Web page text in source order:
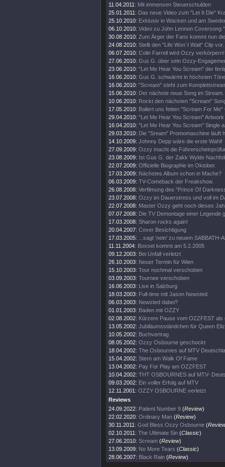
11.04.2011: Mit immensen Steuerschulden
25.01.2011: Das neue Video zum "Let It Die"
25.10.2010: Exklusiv in Wacken und am
06.10.2010: Video zu John Lennon Coversong
30.08.2010: Zum Ärger der Fans kommt nun
24.08.2010: Stellt den "Life Won`t Wait" Clip vor.
06.07.2010: Colin Farrell wird Ozzy verkörpern!
27.06.2010: Gus G. über sein Ozzy-
23.06.2010: "Let Me Hear You Scream" der
16.06.2010: Gus G. schwärmt in höchsten
16.06.2010: "Scream" steht zum
15.06.2010: Der nächste neue Song im Stream.
10.06.2010: Rockt den nächsten "Scream"
17.05.2010: Ballert uns fetten "Scream For Me"
29.04.2010: "Let Me Hear You Scream" Artwork
16.04.2010: "Let Me Hear You Scream" Single
29.03.2010: Die "Sream" Promomaschine läuft
14.10.2009: Johnny Depp wäre die erste Wahl!
27.09.2009: Ozzy macht die
23.08.2009: Ist Gus G. der Zakk Wylde
22.07.2009: Offizielle Biographie im Oktober.
17.03.2009: Nächstes Album schon in Mache?
06.03.2009: TV-Comeback der Freakshow.
26.08.2008: Verfilmung des "Prince Of
23.07.2008: Ozzy im Dauerstress und voll im
22.07.2008: Master Ozzy geht noch dieses
07.07.2008: Die TV Demontage einer Legende
17.03.2008: Sharon rocks again!
20.04.2007: Cover Besichtigung
17.03.2005:
...sagt 'nein' zu neuem SABBATH-
11.11.2004: Boxset kommt am 5.2.2005
09.12.2003: Bei Unfall verletzt
26.10.2003: Neuer Termin für Wien
15.10.2003: Tour nochmal verschoben
03.09.2003: Tournee verschoben
16.06.2003: Live in Salzburg
18.03.2003: Full-time mit Jason Newsted
06.03.2003: Newsted dabei?
01.01.2003: Baden mit OZZY
02.08.2002: Kürzere Pause vom OZZFEST als
13.05.2002: Jubiläumsständchen für Queen
10.05.2002: Buchvertrag
08.05.2002: Ozzy Osbourne geschockt
18.04.2002: The Osbournes auf MTV
15.04.2002: Stern am Walk Of Fame
13.04.2002: Pay For Play am OZZFEST
10.04.2002: THT OSBOURNES auf MTV-
09.03.2002: Ein voller Erfolg auf MTV
12.11.2001: OZZY OSBOURNE verletzt
Reviews
24.09.2022: Patient Number 9 (Review)
22.02.2020: Ordinary Man (Review)
30.11.2011: God Bless Ozzy Osbourne (
02.10.2011: The Ultimate Sin (Classic)
27.06.2010: Scream (Review)
13.09.2009: No More Tears (Classic)
28.06.2007: Black Rain (Review)